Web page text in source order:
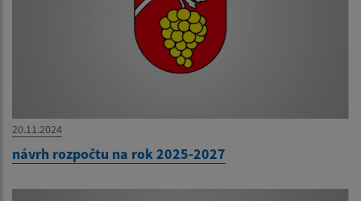
20.11.2024
návrh rozpočtu na rok 2025-2027